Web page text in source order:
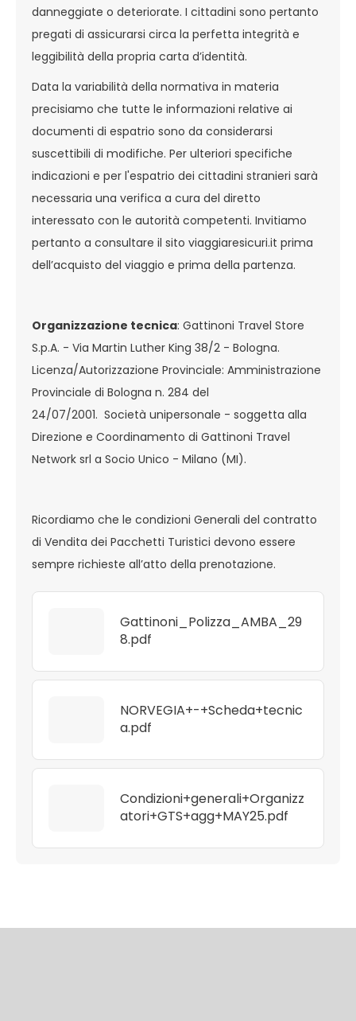
danneggiate o deteriorate. I cittadini sono pertanto
pregati di assicurarsi circa la perfetta integrità e
leggibilità della propria carta d’identità.
Data la variabilità della normativa in materia
precisiamo che tutte le informazioni relative ai
documenti di espatrio sono da considerarsi
suscettibili di modifiche. Per ulteriori specifiche
indicazioni e per l'espatrio dei cittadini stranieri sarà
necessaria una verifica a cura del diretto
interessato con le autorità competenti. Invitiamo
pertanto a consultare il sito viaggiaresicuri.it prima
dell’acquisto del viaggio e prima della partenza.
Organizzazione tecnica: Gattinoni Travel Store
S.p.A. - Via Martin Luther King 38/2 - Bologna.
Licenza/Autorizzazione Provinciale: Amministrazione
Provinciale di Bologna n. 284 del
24/07/2001. Società unipersonale - soggetta alla
Direzione e Coordinamento di Gattinoni Travel
Network srl a Socio Unico - Milano (MI).
Ricordiamo che le condizioni Generali del contratto
di Vendita dei Pacchetti Turistici devono essere
sempre richieste all’atto della prenotazione.
Gattinoni_Polizza_AMBA_29
8.pdf
NORVEGIA+-+Scheda+tecnic
a.pdf
Condizioni+generali+Organizz
atori+GTS+agg+MAY25.pdf